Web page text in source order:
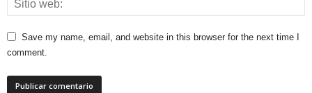
Save my name, email, and website in this browser for the next time I
comment.